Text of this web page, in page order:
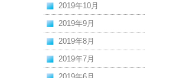
2019年10月
2019年9月
2019年8月
2019年7月